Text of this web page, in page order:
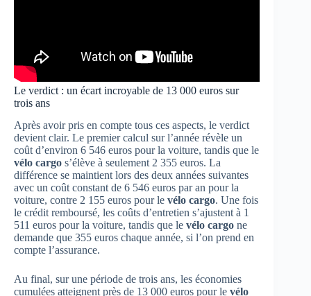
Le verdict : un écart incroyable de 13 000 euros sur
trois ans
Après avoir pris en compte tous ces aspects, le verdict
devient clair. Le premier calcul sur l’année révèle un
coût d’environ 6 546 euros pour la voiture, tandis que le
vélo cargo s’élève à seulement 2 355 euros. La
différence se maintient lors des deux années suivantes
avec un coût constant de 6 546 euros par an pour la
voiture, contre 2 155 euros pour le vélo cargo. Une fois
le crédit remboursé, les coûts d’entretien s’ajustent à 1
511 euros pour la voiture, tandis que le vélo cargo ne
demande que 355 euros chaque année, si l’on prend en
compte l’assurance.
Au final, sur une période de trois ans, les économies
cumulées atteignent près de 13 000 euros pour le vélo